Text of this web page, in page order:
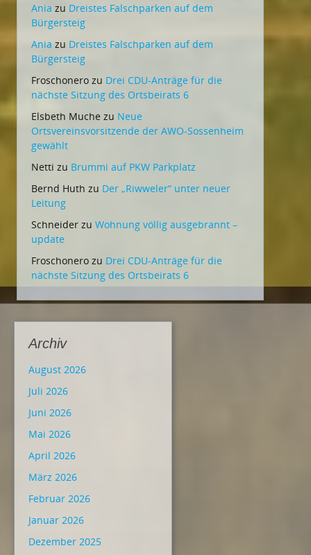
Ania zu Dreistes Falschparken auf dem
Bürgersteig
Ania zu Dreistes Falschparken auf dem
Bürgersteig
Froschonero zu Drei CDU-Anträge für die
nächste Sitzung des Ortsbeirats 6
Elsbeth Muche zu Neue
Ortsvereinsvorsitzende der AWO-Sossenheim
gewählt
Netti zu Brummi auf PKW Parkplatz
Bernd Huth zu Der „Riwweler“ unter neuer
Leitung
Schneider zu Wohnung völlig ausgebrannt –
update
Froschonero zu Drei CDU-Anträge für die
nächste Sitzung des Ortsbeirats 6
Archiv
August 2026
Juli 2026
Juni 2026
Mai 2026
April 2026
März 2026
Februar 2026
Januar 2026
Dezember 2025